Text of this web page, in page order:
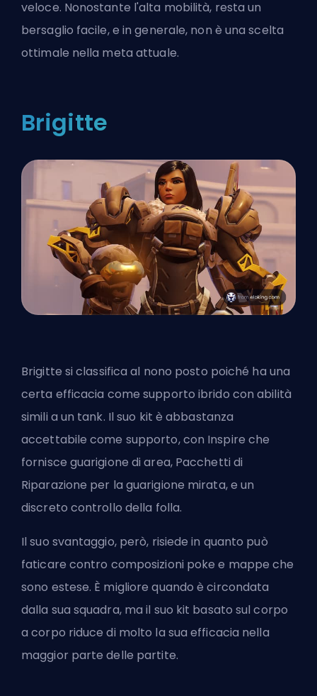
veloce. Nonostante l'alta mobilità, resta un
bersaglio facile, e in generale, non è una scelta
ottimale nella meta attuale.
Brigitte
Brigitte si classifica al nono posto poiché ha una
certa efficacia come supporto ibrido con abilità
simili a un tank. Il suo kit è abbastanza
accettabile come supporto, con Inspire che
fornisce guarigione di area, Pacchetti di
Riparazione per la guarigione mirata, e un
discreto controllo della folla.
Il suo svantaggio, però, risiede in quanto può
faticare contro composizioni poke e mappe che
sono estese. È migliore quando è circondata
dalla sua squadra, ma il suo kit basato sul corpo
a corpo riduce di molto la sua efficacia nella
maggior parte delle partite.